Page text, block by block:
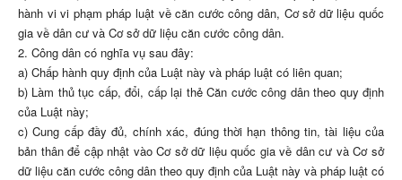
hành vi vi phạm pháp luật về căn cước công dân, Cơ sở dữ liệu quốc
gia về dân cư và Cơ sở dữ liệu căn cước công dân.
2. Công dân có nghĩa vụ sau đây:
a) Chấp hành quy định của Luật này và pháp luật có liên quan;
b) Làm thủ tục cấp, đổi, cấp lại thẻ Căn cước công dân theo quy định
của Luật này;
c) Cung cấp đầy đủ, chính xác, đúng thời hạn thông tin, tài liệu của
bản thân để cập nhật vào Cơ sở dữ liệu quốc gia về dân cư và Cơ sở
dữ liệu căn cước công dân theo quy định của Luật này và pháp luật có